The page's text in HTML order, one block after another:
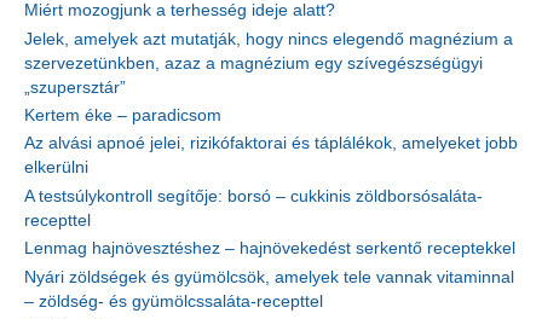
Miért mozogjunk a terhesség ideje alatt?
Jelek, amelyek azt mutatják, hogy nincs elegendő magnézium a
szervezetünkben, azaz a magnézium egy szívegészségügyi
„szupersztár”
Kertem éke – paradicsom
Az alvási apnoé jelei, rizikófaktorai és táplálékok, amelyeket jobb
elkerülni
A testsúlykontroll segítője: borsó – cukkinis zöldborsósaláta-
recepttel
Lenmag hajnövesztéshez – hajnövekedést serkentő receptekkel
Nyári zöldségek és gyümölcsök, amelyek tele vannak vitaminnal
– zöldség- és gyümölcssaláta-recepttel